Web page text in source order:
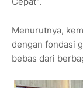
Menurutnya,
dengan fondasi
bebas dari